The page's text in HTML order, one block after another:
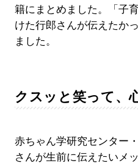
籍にまとめました。「子
けた行郎さんが伝えたか
ました。
クスッと笑って、
赤ちゃん学研究センター
さんが生前に伝えたいメ